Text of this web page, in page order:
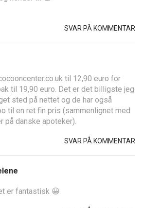
SVAR PÅ KOMMENTAR
til 12,90 euro for
til 19,90 euro. Det er det billigste jeg
sted på nettet og de har også
til en ret fin pris (sammenlignet med
på danske apoteker).
SVAR PÅ KOMMENTAR
er fantastisk 😀